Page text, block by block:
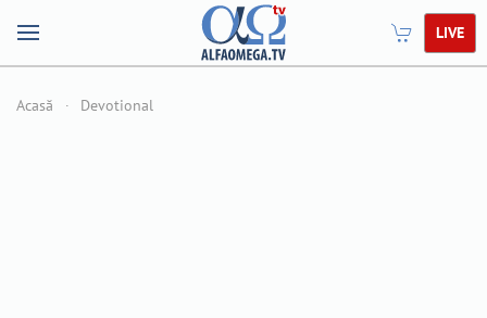
LIVE
Acasă Devotional